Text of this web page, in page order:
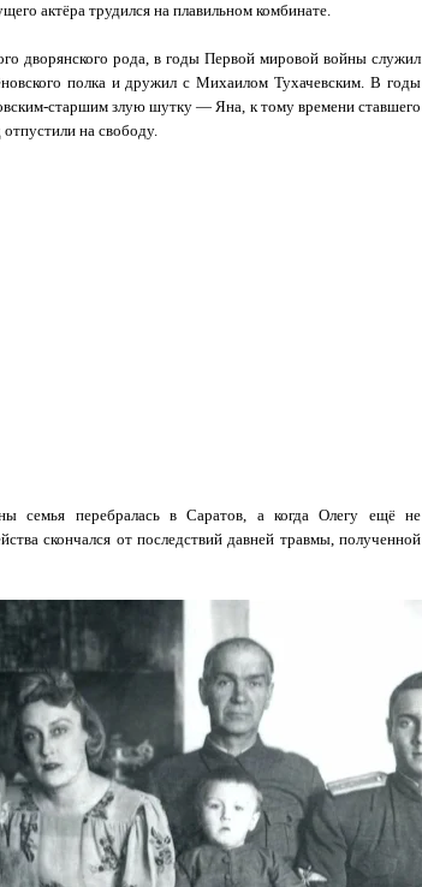
актёра трудился на плавильном комбинате.
дворянского рода, в годы Первой мировой войны служил
полка и дружил с Михаилом Тухачевским. В годы
старшим злую шутку — Яна, к тому времени ставшего
на свободу.
семья перебралась в Саратов, а когда Олегу ещё не
скончался от последствий давней травмы, полученной